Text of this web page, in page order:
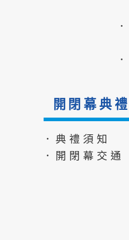
開閉幕典禮
．典禮須知
．開閉幕交通